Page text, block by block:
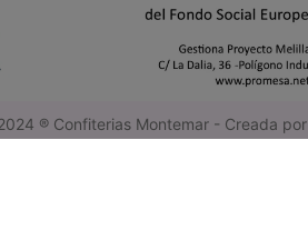
® Confiterias Montemar - Creada por